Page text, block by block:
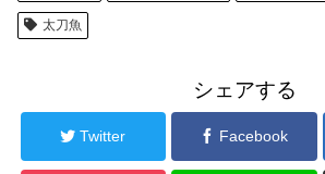
太刀魚
シェアする
Twitter Facebook